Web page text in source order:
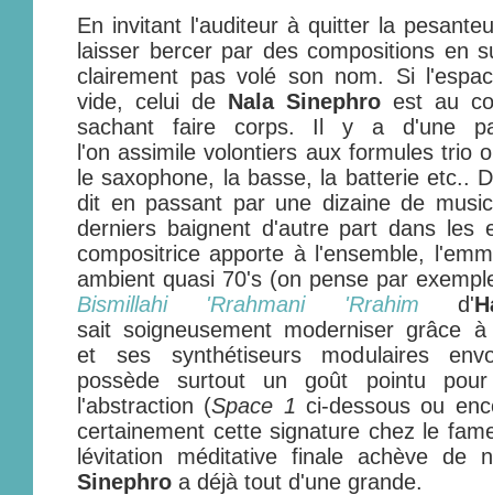
En invitant l'auditeur à quitter la
laisser bercer par des compositions en
clairement pas volé son nom. Si
vide, celui de Nala Sinephro est au
sachant faire corps. Il y a d'une
l'on assimile volontiers aux formules trio
le saxophone, la basse, la batterie etc..
dit en passant par une dizaine de
derniers baignent d'autre part dans les
compositrice apporte à l'ensemble,
ambient quasi 70's (on pense par
Bismillahi 'Rrahmani 'Rrahim d'
sait soigneusement moderniser grâce
et ses synthétiseurs modulaires
possède surtout un goût pointu
l'abstraction (Space 1 ci-dessous ou
certainement cette signature chez le
lévitation méditative finale achève de
Sinephro a déjà tout d'une grande.